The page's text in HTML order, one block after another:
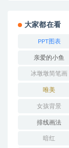
大家都在看
PPT图表
亲爱的小鱼
冰墩墩简笔画
唯美
女孩背景
排线画法
暗红